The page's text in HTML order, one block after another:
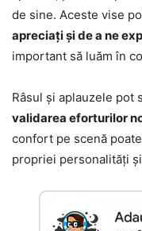
de sine. Aceste vise
apreciați și de a ne
important să luăm în
Râsul și aplauzele pot
validarea eforturilor
confort pe scenă
propriei personalități